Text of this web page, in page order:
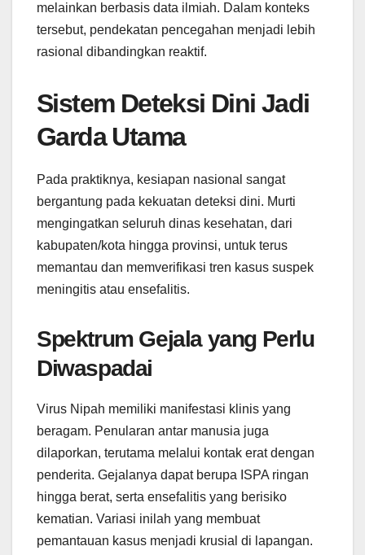
melainkan berbasis data ilmiah. Dalam konteks
tersebut, pendekatan pencegahan menjadi lebih
rasional dibandingkan reaktif.
Sistem Deteksi Dini Jadi
Garda Utama
Pada praktiknya, kesiapan nasional sangat
bergantung pada kekuatan deteksi dini. Murti
mengingatkan seluruh dinas kesehatan, dari
kabupaten/kota hingga provinsi, untuk terus
memantau dan memverifikasi tren kasus suspek
meningitis atau ensefalitis.
Spektrum Gejala yang Perlu
Diwaspadai
Virus Nipah memiliki manifestasi klinis yang
beragam. Penularan antar manusia juga
dilaporkan, terutama melalui kontak erat dengan
penderita. Gejalanya dapat berupa ISPA ringan
hingga berat, serta ensefalitis yang berisiko
kematian. Variasi inilah yang membuat
pemantauan kasus menjadi krusial di lapangan.